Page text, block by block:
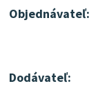
Objednávateľ:
Dodávateľ: